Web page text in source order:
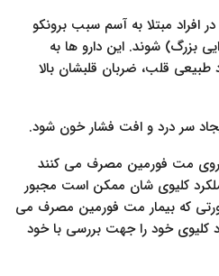
در افراد مبتلا به آسم سبب برونکو
بزرگ) شوند. این دارو ها به
طبیعی قلب، ضربان قلبشان بالا
سر درد و افت فشار خون شود.
داروی مت فورمین مصرف می کنند
کلیوی شان ممکن است مجبور
که بیمار مت فورمین مصرف می
کلیوی خود را جهت بررسی با خود